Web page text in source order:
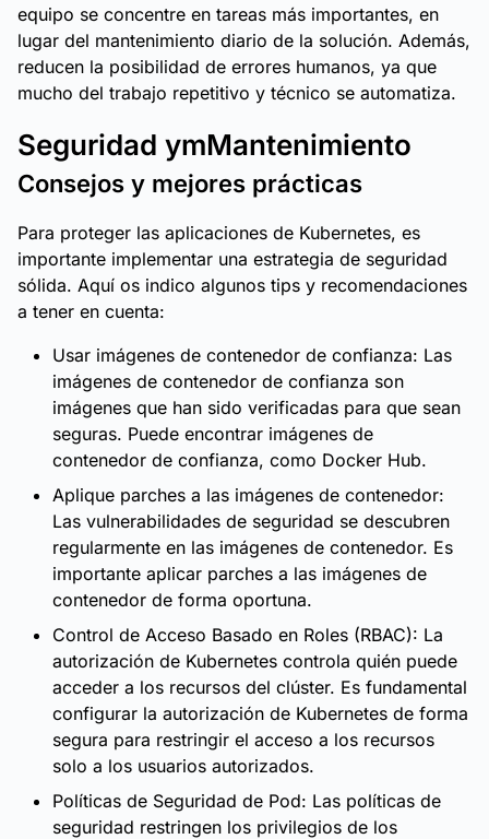
equipo se concentre en tareas más importantes, en
lugar del mantenimiento diario de la solución. Además,
reducen la posibilidad de errores humanos, ya que
mucho del trabajo repetitivo y técnico se automatiza.
Seguridad ymMantenimiento
Consejos y mejores prácticas
Para proteger las aplicaciones de Kubernetes, es
importante implementar una estrategia de seguridad
sólida. Aquí os indico algunos tips y recomendaciones
a tener en cuenta:
Usar imágenes de contenedor de confianza: Las
imágenes de contenedor de confianza son
imágenes que han sido verificadas para que sean
seguras. Puede encontrar imágenes de
contenedor de confianza, como Docker Hub.
Aplique parches a las imágenes de contenedor:
Las vulnerabilidades de seguridad se descubren
regularmente en las imágenes de contenedor. Es
importante aplicar parches a las imágenes de
contenedor de forma oportuna.
Control de Acceso Basado en Roles (RBAC): La
autorización de Kubernetes controla quién puede
acceder a los recursos del clúster. Es fundamental
configurar la autorización de Kubernetes de forma
segura para restringir el acceso a los recursos
solo a los usuarios autorizados.
Políticas de Seguridad de Pod: Las políticas de
seguridad restringen los privilegios de los